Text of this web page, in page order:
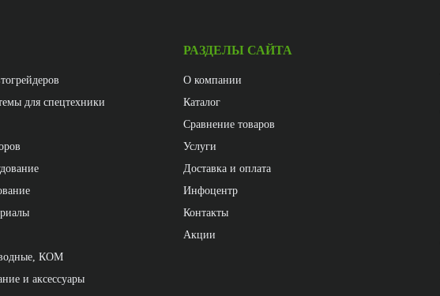
для спецтехники
КОМ
и аксессуары
РАЗДЕЛЫ САЙТА
О компании
Каталог
Сравнение товаров
Услуги
Доставка и оплата
Инфоцентр
Контакты
Акции